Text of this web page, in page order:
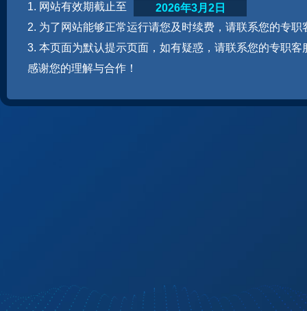
1. 网站有效期截止至
2. 为了网站能够正常运行请您及时续费，请联系您的专职
3. 本页面为默认提示页面，如有疑惑，请联系您的专职客
感谢您的理解与合作！
2026年3月2日